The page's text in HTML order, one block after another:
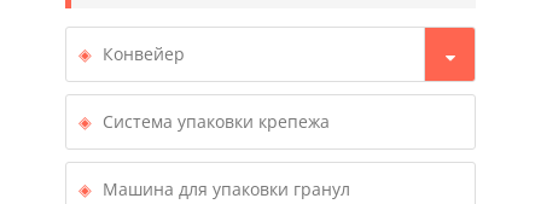
Конвейер
Система упаковки крепежа
Машина для упаковки гранул